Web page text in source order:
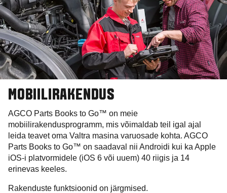
MOBIILIRAKENDUS
AGCO Parts Books to Go™ on meie
mobiilirakendusprogramm, mis võimaldab teil igal ajal
leida teavet oma Valtra masina varuosade kohta. AGCO
Parts Books to Go™ on saadaval nii Androidi kui ka Apple
iOS-i platvormidele (iOS 6 või uuem) 40 riigis ja 14
erinevas keeles.
Rakenduste funktsioonid on järgmised.